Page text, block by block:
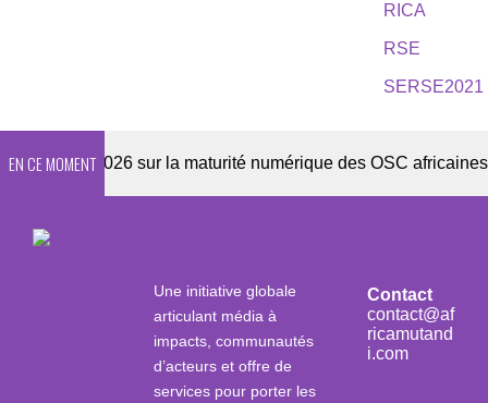
RICA
RSE
SERSE2021
EN CE MOMENT2026 sur la maturité numérique des OSC africaines
Une initiative globale
articulant média à
impacts, communautés
d’acteurs et offre de
services pour porter les
Contact
contact@af
ricamutand
i.com